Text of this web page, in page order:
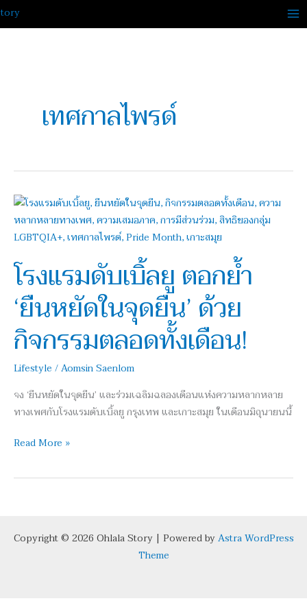
Skip
to
เทศกาลไพรด์
โรงแรมดับเบิ้ลยู ตอกย้ำ
‘ยืนหยัดในจุดยืน’ ด้วย
กิจกรรมตลอดทั้งเดือน!
Lifestyle /Aomsin Saenlom
จง ‘ยืนหยัดในจุดยืน’ และร่วมเฉลิมฉลองเดือนแห่งความหลากหลาย
ทางเพศกับโรงแรมดับเบิ้ลยู กรุงเทพ และเกาะสมุย ในเดือนมิถุนายนนี้
โรงแรม
ดับเบิ้ล
ยู
‘ยืน
หยัด
ใน
ด้วย
ตลอด
ทั้ง
เดือน!
Read More »
Copyright © 2026 Ohlala Story | Powered byAstra WordPress
Theme